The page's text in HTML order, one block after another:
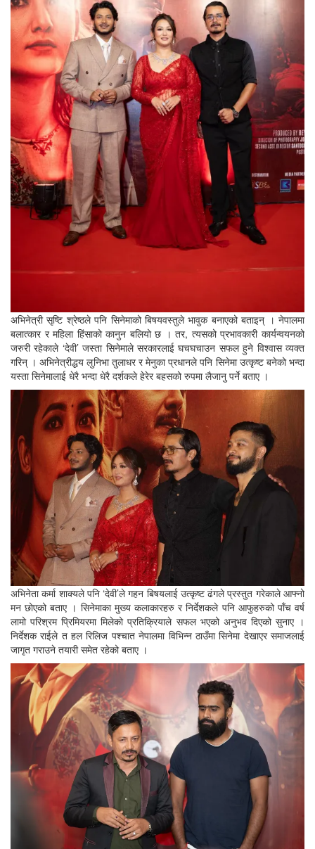
अभिनेत्री सृष्टि श्रेष्ठले पनि सिनेमाको बिषयवस्तुले भावुक बनाएको बताइन् । नेपालमा
बलात्कार र महिला हिंसाको कानुन बलियो छ । तर, त्यसको प्रभावकारी कार्यन्वयनको
जरुरी रहेकाले ‘देवी’ जस्ता सिनेमाले सरकारलाई घचघचाउन सफल हुने विश्वास व्यक्त
गरिन् । अभिनेत्रीद्धय लुनिभा तुलाधर र मेनुका प्रधानले पनि सिनेमा उत्कृष्ट बनेको भन्दा
यस्ता सिनेमालाई धेरै भन्दा धेरै दर्शकले हेरेर बहसको रुपमा लैजानु पर्ने बताए ।
अभिनेता कर्मा शाक्यले पनि ‘देवी’ले गहन बिषयलाई उत्कृष्ट ढंगले प्रस्तुत गरेकाले आफ्नो
मन छोएको बताए । सिनेमाका मुख्य कलाकारहरु र निर्देशकले पनि आफुहरुको पाँच वर्ष
लामो परिश्रम प्रिमियरमा मिलेको प्रतिक्रियाले सफल भएको अनुभव दिएको सुनाए ।
निर्देशक राईले त हल रिलिज पश्चात नेपालमा विभिन्न ठाउँमा सिनेमा देखाएर समाजलाई
जागृत गराउने तयारी समेत रहेको बताए ।